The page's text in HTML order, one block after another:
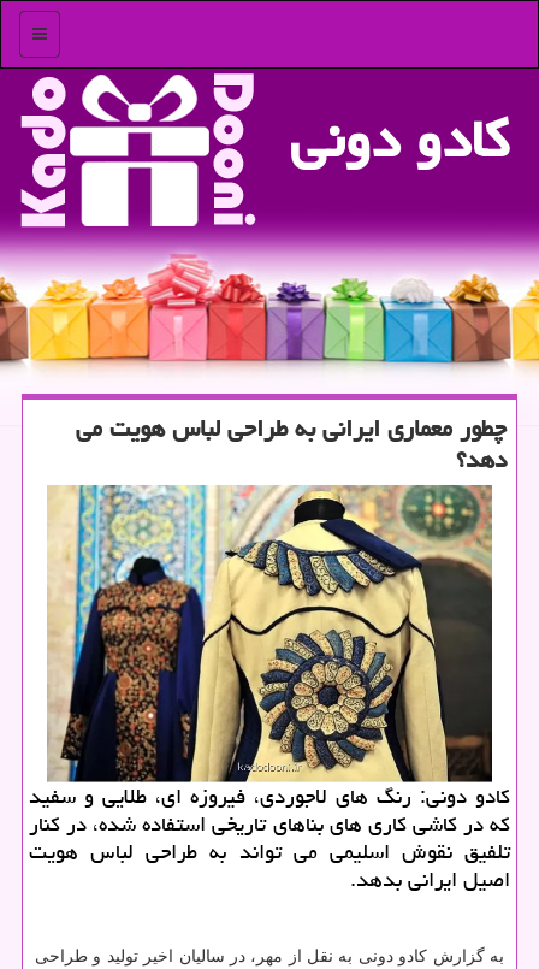
منو
كادو دونی
چطور معماری ایرانی به طراحی لباس هویت می
دهد؟
کادو دونی: رنگ های لاجوردی، فیروزه ای، طلایی و سفید
که در کاشی کاری های بناهای تاریخی استفاده شده، در کنار
تلفیق نقوش اسلیمی می تواند به طراحی لباس هویت
اصیل ایرانی بدهد.
به گزارش کادو دونی به نقل از مهر، در سالیان اخیر تولید و طراحی